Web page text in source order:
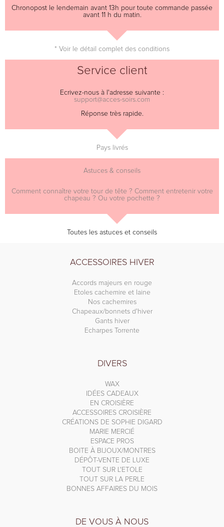
Chronopost le lendemain avant 13h pour toute commande passée
avant 11 h du matin.
* Voir le détail complet des conditions
Service client
Ecrivez-nous à l'adresse suivante :
support@acces-soirs.com
Réponse très rapide.
Pays livrés
Astuces & conseils
Comment connaître votre tour de tête ? Comment entretenir votre
chapeau ? Ou votre pochette ?
Toutes les astuces et conseils
ACCESSOIRES HIVER
Accords majeurs en rouge
Etoles cachemire et laine
Nos cachemires
Chapeaux/bonnets d'hiver
Gants hiver
Echarpes Torrente
DIVERS
WAX
IDÉES CADEAUX
EN CROISIÈRE
ACCESSOIRES CROISIÈRE
CRÉATIONS DE SOPHIE DIGARD
MARIE MERCIÉ
ESPACE PROS
BOITE À BIJOUX/MONTRES
DÉPÔT-VENTE DE LUXE
TOUT SUR L'ETOLE
TOUT SUR LA PERLE
BONNES AFFAIRES DU MOIS
DE VOUS À NOUS